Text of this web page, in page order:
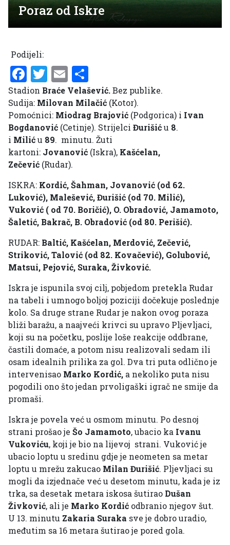
Poraz od Iskre
Podijeli:
Facebook
Twitter
Email
Stadion Braće Velašević.Bez publike.
Sudija: Milovan Milačić (Kotor).
Pomoćnici: Miodrag Brajović (Podgorica) i Ivan
Bogdanović (Cetinje). Strijelci Đurišiću 8.
i Miliću 89. minutu. Žuti
kartoni: Jovanović (Iskra), Kašćelan,
Zečević (Rudar).
ISKRA: Kordić, Šahman, Jovanović (od 62.
Luković), Malešević, Đurišić (od 70. Milić),
Vuković ( od 70. Boričić), O. Obradović, Jamamoto,
Šaletić, Bakrač, B. Obradović (od 80. Perišić).
RUDAR: Baltić, Kašćelan, Merdović, Zečević,
Striković, Talović (od 82. Kovačević), Golubović,
Matsui, Pejović, Suraka, Živković.
Iskra je ispunila svoj cilj, pobjedom pretekla Rudar
na tabeli i umnogo boljoj poziciji dočekuje poslednje
kolo. Sa druge strane Rudar je nakon ovog poraza
bliži baražu, a naajveći krivci su upravo Pljevljaci,
koji su na početku, poslije loše reakcije oddbrane,
častili domaće, a potom nisu realizovali sedam ili
osam idealnih prilika za gol. Dva tri puta odlično je
intervenisao Marko Kordić, a nekoliko puta nisu
pogodili ono što jedan prvoligaški igrač ne smije da
promaši.
Iskra je povela već u osmom minutu. Po desnoj
strani prošao je Šo Jamamoto, ubacio ka Ivanu
Vukoviću, koji je bio na lijevoj strani. Vuković je
ubacio loptu u sredinu gdje je neometen sa metar
loptu u mrežu zakucao Milan Đurišić. Pljevljaci su
mogli da izjednače već u desetom minutu, kada je iz
trka, sa desetak metara iskosa šutirao Dušan
Živković, ali je Marko Kordić odbranio njegov šut.
U 13. minutu Zakaria Suraka sve je dobro uradio,
međutim sa 16 metara šutirao je pored gola.